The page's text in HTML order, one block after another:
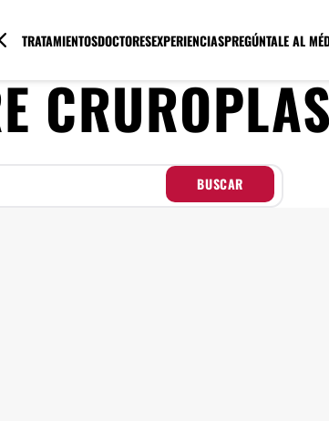
TRATAMIENTOSDOCTORESEXPERIENCIASPREGÚNTALE AL
BUSCAR